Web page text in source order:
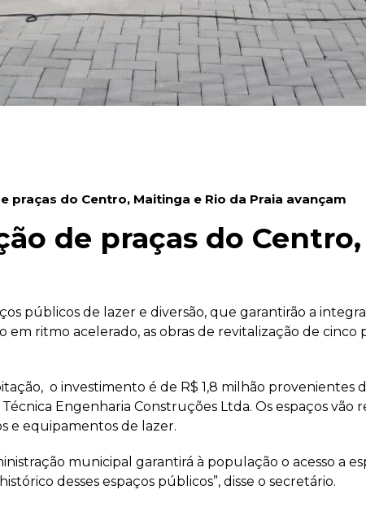
praças do Centro, Maitinga e Rio da Praia avançam
de praças do
públicos de lazer e diversão, que garantirão a
ritmo acelerado, as obras de revitalização de cinco
o investimento é de R$ 1,8 milhão provenientes
Engenharia Construções Ltda. Os espaços
e equipamentos de lazer.
municipal garantirá à população o acesso a
desses espaços públicos”, disse o secretário.